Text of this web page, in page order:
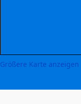
Größere Karte anzeigen